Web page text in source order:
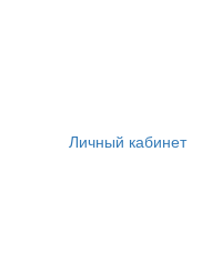
Личный кабинет